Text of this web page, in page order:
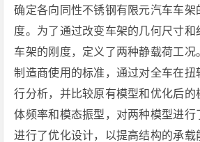
确定各向同性不锈钢有限元汽车车架
度。为了通过改变车架的几何尺寸和
车架的刚度，定义了两种静载荷工况
制造商使用的标准，通过对全车在扭
行分析，并比较原有模型和优化后的
体频率和模态振型，对两种模型进行
进行了优化设计，以提高结构的承载